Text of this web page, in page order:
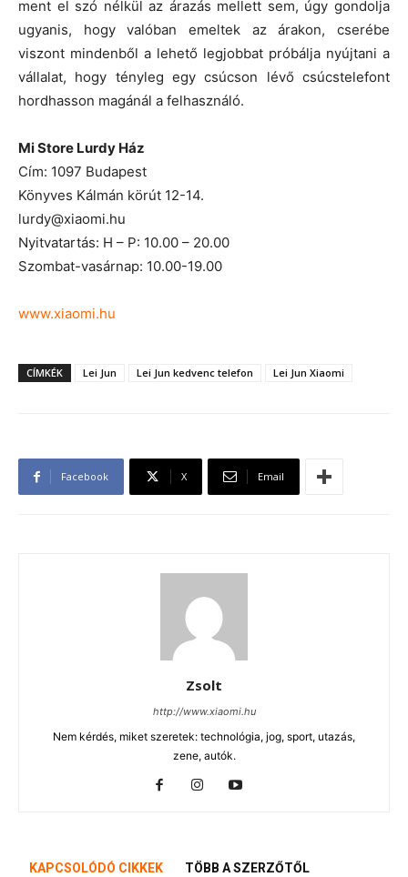
ment el szó nélkül az árazás mellett sem, úgy gondolja
ugyanis, hogy valóban emeltek az árakon, cserébe
viszont mindenből a lehető legjobbat próbálja nyújtani a
vállalat, hogy tényleg egy csúcson lévő csúcstelefont
hordhasson magánál a felhasználó.
Mi Store Lurdy Ház
Cím: 1097 Budapest
Könyves Kálmán körút 12-14.
lurdy@xiaomi.hu
Nyitvatartás: H – P: 10.00 – 20.00
Szombat-vasárnap: 10.00-19.00
www.xiaomi.hu
CÍMKÉK Lei Jun Lei Jun kedvenc telefon Lei Jun Xiaomi
Facebook X Email
Zsolt
http://www.xiaomi.hu
Nem kérdés, miket szeretek: technológia, jog, sport, utazás,
zene, autók.
KAPCSOLÓDÓ CIKKEK TÖBB A SZERZŐTŐL